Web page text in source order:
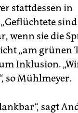
stattdessen in
wenn sie die
„am grünen
Inklusion.
so Mühlmeyer.
sagt